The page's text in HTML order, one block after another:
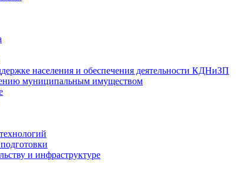
населения и обеспечения деятельности КДНиЗП
муниципальным имуществом
и инфраструктуре